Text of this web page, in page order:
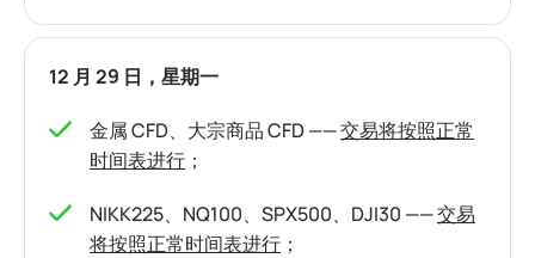
12 月 29 日，星期一
金属 CFD、大宗商品 CFD ——交易将按照正常
时间表进行 ；
NIKK225、NQ100、SPX500、DJI30 ——交易
将按照正常时间表进行 ；